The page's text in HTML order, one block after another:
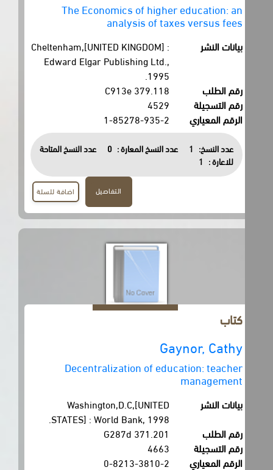
The Economics of higher education: an
analysis of taxes versus fees
بيانات النشر
Cheltenham,[UNITED KINGDOM] :
Edward Elgar Publishing Ltd.,
رقم الطلب
379.118 C913e
رقم التسجيلة
4529
الرقم المعياري
1-85278-935-2
عدد النسخ: 1 عدد النسخ المعارة : 0
عدد النسخ المتاحة
للاعارة :
1
اضافة للسلة
Gaynor, Cathy
Decentralization of education: teacher
management
بيانات النشر
Washington,D.C,[UNITED
STATES] : World Bank, 1998.
رقم الطلب
371.201 G287d
رقم التسجيلة
4663
الرقم المعياري
0-8213-3810-2